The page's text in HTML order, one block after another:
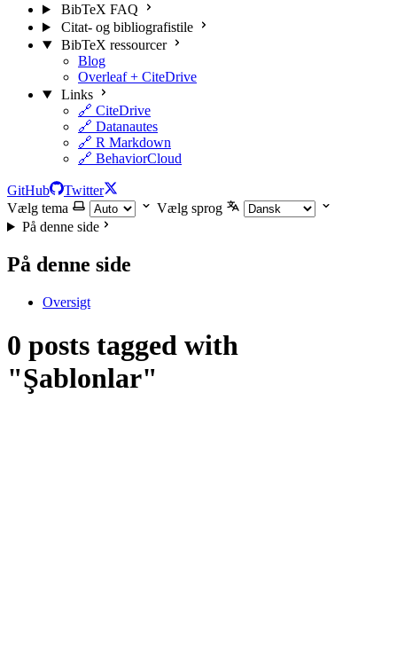
BibTeX FAQ
Citat- og bibliografistile
BibTeX ressourcer
Blog
Overleaf + CiteDrive
Links
🔗 CiteDrive
🔗 Datanautes
🔗 R Markdown
🔗 BehaviorCloud
GitHub
Twitter
Vælg tema
Vælg sprog
På denne side
På denne side
Oversigt
0 posts tagged with
"Şablonlar"